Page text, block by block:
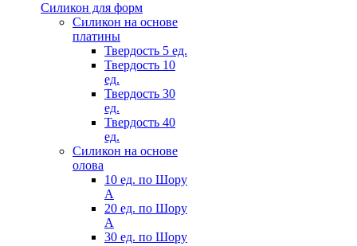
Силикон для форм
Силикон на основе
платины
Твердость 5 ед.
Твердость 10
ед.
Твердость 30
ед.
Твердость 40
ед.
Силикон на основе
олова
10 ед. по Шору
А
20 ед. по Шору
А
30 ед. по Шору